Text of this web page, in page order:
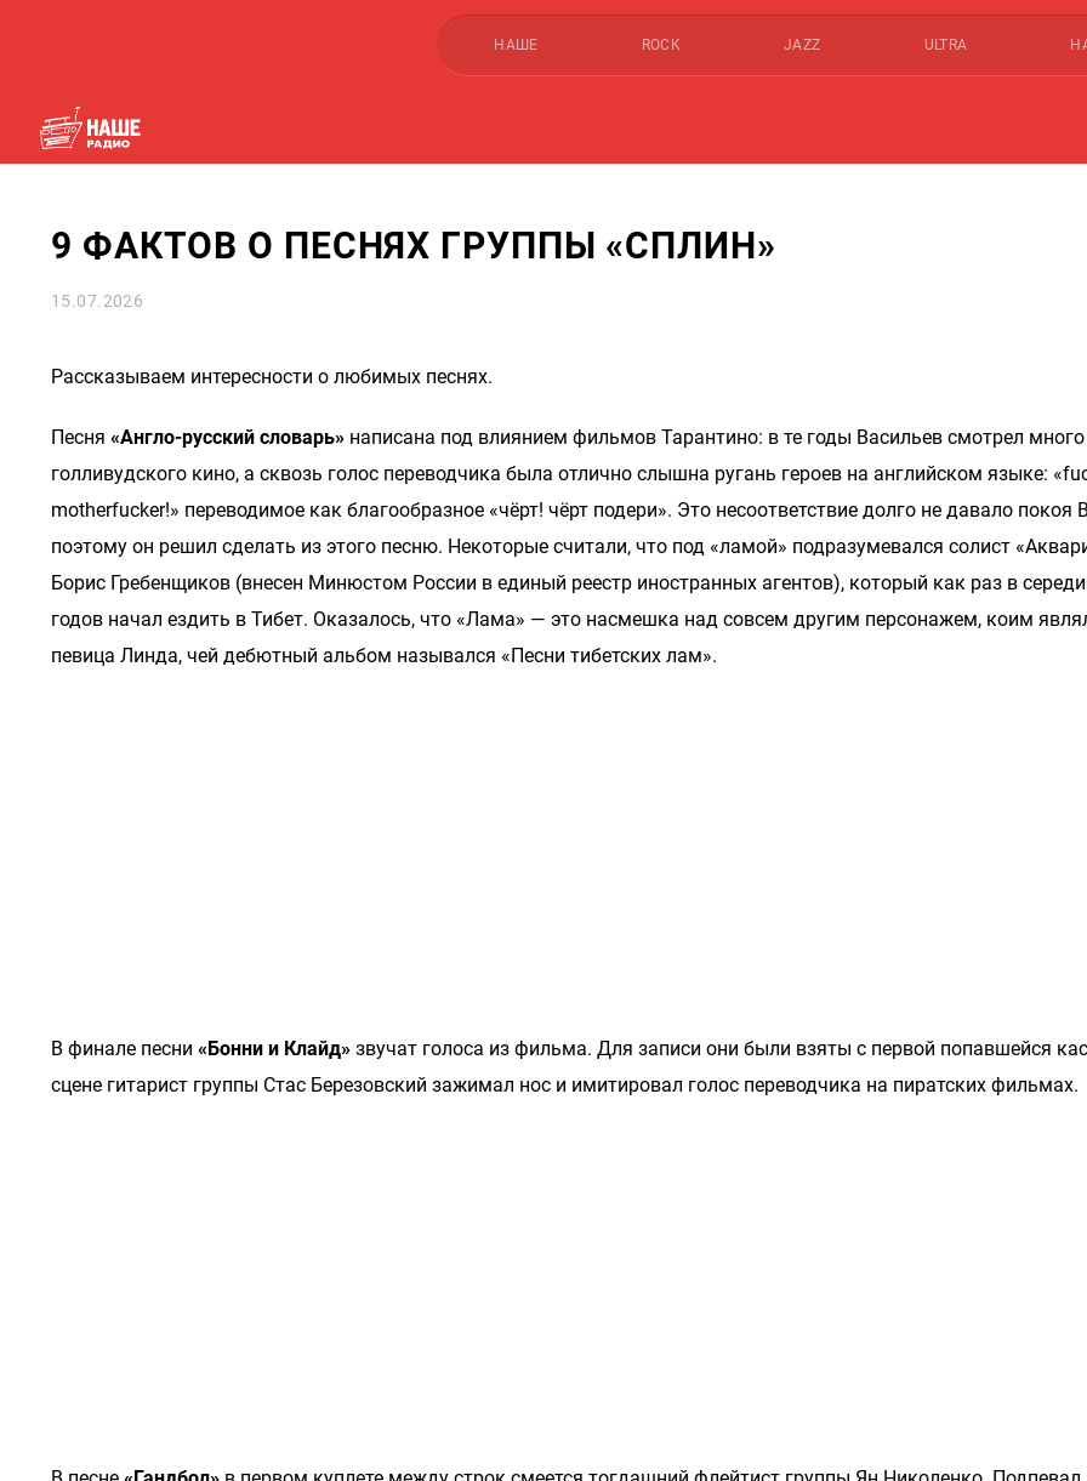
НАШЕ ROCK JAZZ ULTRA
9 ФАКТОВ О ПЕСНЯХ ГРУППЫ «СПЛИН»
15.07.2026
Рассказываем интересности о любимых песнях.
Песня «Англо-русский словарь» написана под влиянием фильмов Тарантино: в те годы Васильев смотрел много
голливудского кино, а сквозь голос переводчика была отлично слышна ругань героев на английском языке:
motherfucker!» переводимое как благообразное «чёрт! чёрт подери». Это несоответствие долго не давало покоя
поэтому он решил сделать из этого песню. Некоторые считали, что под «ламой» подразумевался солист
Борис Гребенщиков (внесен Минюстом России в единый реестр иностранных агентов), который как раз в
годов начал ездить в Тибет. Оказалось, что «Лама» — это насмешка над совсем другим персонажем, коим
певица Линда, чей дебютный альбом назывался «Песни тибетских лам».
В финале песни «Бонни и Клайд» звучат голоса из фильма. Для записи они были взяты с первой попавшейся
сцене гитарист группы Стас Березовский зажимал нос и имитировал голос переводчика на пиратских фильмах.